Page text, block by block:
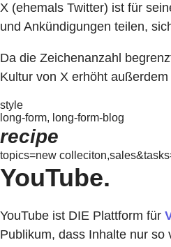
X (ehemals Twitter) ist für
und Ankündigungen teilen,
Da die Zeichenanzahl
Kultur von X erhöht
style
long-form, long-form-blog
recipe
topics=new
YouTube.
YouTube ist DIE Plattform für
Publikum, dass Inhalte nur